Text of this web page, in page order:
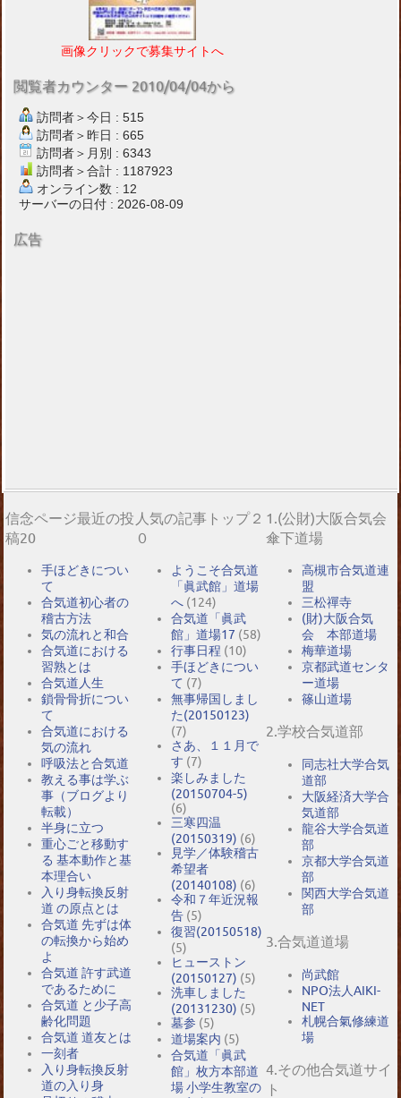
画像クリックで募集サイトへ
閲覧者カウンター 2010/04/04から
訪問者＞今日 : 515
訪問者＞昨日 : 665
訪問者＞月別 : 6343
訪問者＞合計 : 1187923
オンライン数 : 12
サーバーの日付 : 2026-08-09
広告
信念ページ最近の投
稿20
手ほどきについ
て
合気道初心者の
稽古方法
気の流れと和合
合気道における
習熟とは
合気道人生
鎖骨骨折につい
て
合気道における
気の流れ
呼吸法と合気道
教える事は学ぶ
事（ブログより
転載）
半身に立つ
重心ごと移動す
る 基本動作と基
本理合い
入り身転換反射
道 の原点とは
合気道 先ずは体
の転換から始め
よ
合気道 許す武道
であるために
合気道 と少子高
齢化問題
合気道 道友とは
一刻者
入り身転換反射
道の入り身
人気の記事トップ２
０
ようこそ合気道
「眞武館」道場
へ (124)
合気道「眞武
館」道場17 (58)
行事日程 (10)
手ほどきについ
て (7)
無事帰国しまし
た(20150123)
(7)
さあ、１１月で
す (7)
楽しみました
(20150704-5)
(6)
三寒四温
(20150319) (6)
見学／体験稽古
希望者
(20140108) (6)
令和７年近況報
告 (5)
復習(20150518)
(5)
ヒューストン
(20150127) (5)
洗車しました
(20131230) (5)
墓参 (5)
道場案内 (5)
合気道「眞武
館」枚方本部道
場 小学生教室の
1.(公財)大阪合気会
傘下道場
高槻市合気道連
盟
三松禪寺
(財)大阪合気
会 本部道場
梅華道場
京都武道センタ
ー道場
篠山道場
2.学校合気道部
同志社大学合気
道部
大阪経済大学合
気道部
龍谷大学合気道
部
京都大学合気道
部
関西大学合気道
部
3.合気道道場
尚武館
NPO法人AIKI-
NET
札幌合氣修練道
場
4.その他合気道サイ
ト